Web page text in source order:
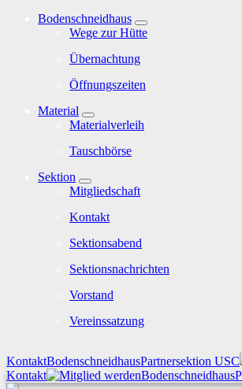
Bodenschneidhaus
Wege zur Hütte
Übernachtung
Öffnungszeiten
Material
Materialverleih
Tauschbörse
Sektion
Mitgliedschaft
Kontakt
Sektionsabend
Sektionsnachrichten
Vorstand
Vereinssatzung
KontaktBodenschneidhausPartnersektion USC
Kontakt
Bodenschneidhaus